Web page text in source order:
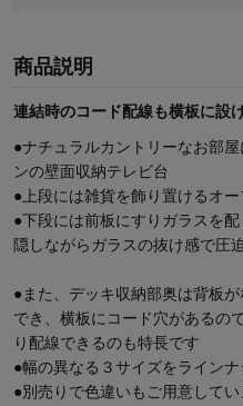
商品説明
連結時のコード配線も横板に設
●ナチュラルカントリーなお部
ンの壁面収納テレビ台
●上段には雑貨を飾り置けるオ
●下段には前板にすりガラスを
隠しながらガラスの抜け感で圧
●また、デッキ収納部奥は背板
でき、横板にコード穴があるの
り配線できるのも特長です
●幅の異なる３サイズをラインナ
●別売りで色違いもご用意してい